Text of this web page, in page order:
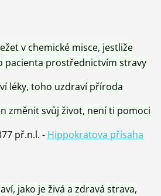
v chemické misce, jestliže
pacienta prostřednictvím stravy
léky, toho uzdraví příroda
změnit svůj život, není ti pomoci
př.n.l. - Hippokratova přísaha
jako je živá a zdravá strava,